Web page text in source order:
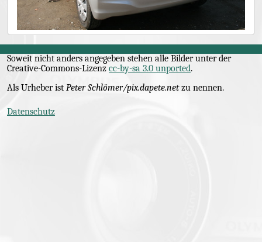
Soweit nicht anders angegeben stehen alle Bilder unter der
Creative-Commons-Lizenz cc-by-sa 3.0 unported.
Als Urheber ist Peter Schlömer/pix.dapete.netzu nennen.
Datenschutz